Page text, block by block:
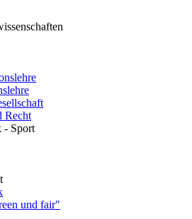
Recht
- Sport
und fair"